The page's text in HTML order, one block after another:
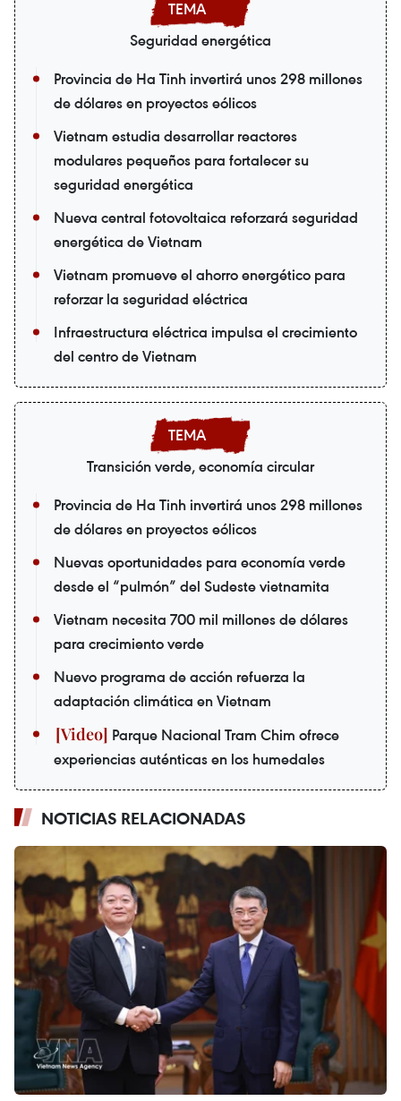
Seguridad energética
Provincia de Ha Tinh invertirá unos 298 millones
de dólares en proyectos eólicos
Vietnam estudia desarrollar reactores
modulares pequeños para fortalecer su
seguridad energética
Nueva central fotovoltaica reforzará seguridad
energética de Vietnam
Vietnam promueve el ahorro energético para
reforzar la seguridad eléctrica
Infraestructura eléctrica impulsa el crecimiento
del centro de Vietnam
Transición verde, economía circular
Provincia de Ha Tinh invertirá unos 298 millones
de dólares en proyectos eólicos
Nuevas oportunidades para economía verde
desde el “pulmón” del Sudeste vietnamita
Vietnam necesita 700 mil millones de dólares
para crecimiento verde
Nuevo programa de acción refuerza la
adaptación climática en Vietnam
Parque Nacional Tram Chim ofrece
experiencias auténticas en los humedales
NOTICIAS RELACIONADAS